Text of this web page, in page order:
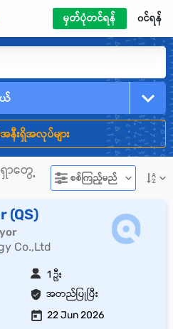
မှတ်ပုံတင်ရန် ၀င်ရန်
ယ်
နီးရှိအလုပ်များ
ရှာတွေ့
စစ်ကြည့်မည်
(QS)
Co.,Ltd
အတည်ပြုပြီး
1 ဦး
22 Jun 2026